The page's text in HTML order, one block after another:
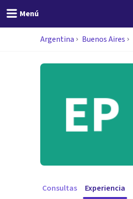
Menú
Argentina Buenos Aires
Consultas Experiencia